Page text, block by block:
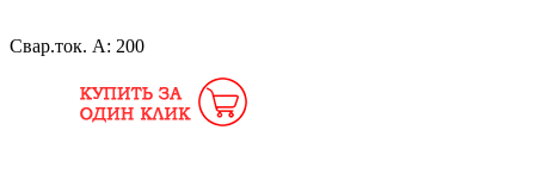
Свар.ток. А: 200